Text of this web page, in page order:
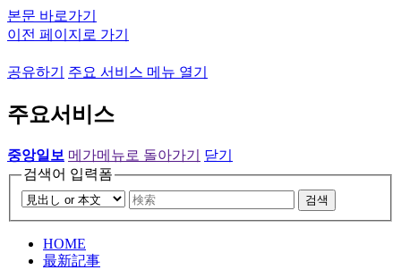
본문 바로가기
이전 페이지로 가기
공유하기 주요 서비스 메뉴 열기
주요서비스
중앙일보 메가메뉴로 돌아가기
닫기
검색어 입력폼
검색
HOME
最新記事